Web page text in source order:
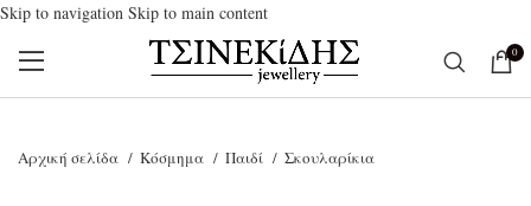
Skip to navigation Skip to main content
0
Αρχική σελίδα Κόσμημα Παιδί Σκουλαρίκια
SOLD OUT